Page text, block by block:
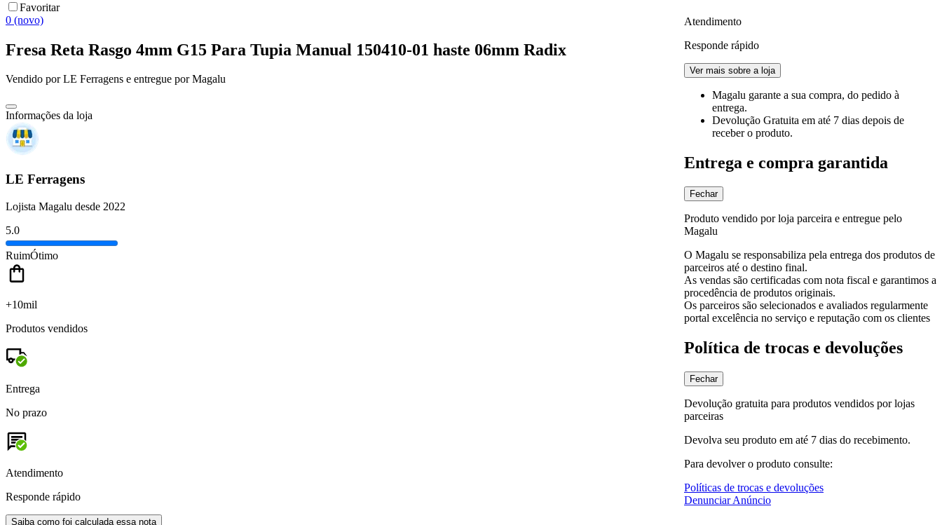
Favoritar
0 (novo)
Fresa Reta Rasgo 4mm G15 Para Tupia Manual 150410-01 haste 06mm Radix
Vendido porLE Ferragens e entregue por Magalu
Informações da loja
LE Ferragens
Lojista Magalu desde 2022
5.0
RuimÓtimo
+10mil
Produtos vendidos
Entrega
No prazo
Atendimento
Responde rápido
Saiba como foi calculada essa nota
Atendimento
Responde rápido
Ver mais sobre a loja
Magalu garante a sua compra, do pedido à
entrega.
Devolução Gratuita em até 7 dias depois de
receber o produto.
Entrega e compra garantida
Fechar
Produto vendido por loja parceira e entregue pelo
Magalu
O Magalu se responsabiliza pela entrega dos produtos de
parceiros até o destino final.
As vendas são certificadas com nota fiscal e garantimos a
procedência de produtos originais.
Os parceiros são selecionados e avaliados regularmente
portal excelência no serviço e reputação com os clientes
Política de trocas e devoluções
Fechar
Devolução gratuita para produtos vendidos por lojas
parceiras
Devolva seu produto em até 7 dias do recebimento.
Para devolver o produto consulte:
Políticas de trocas e devoluções
Denunciar Anúncio